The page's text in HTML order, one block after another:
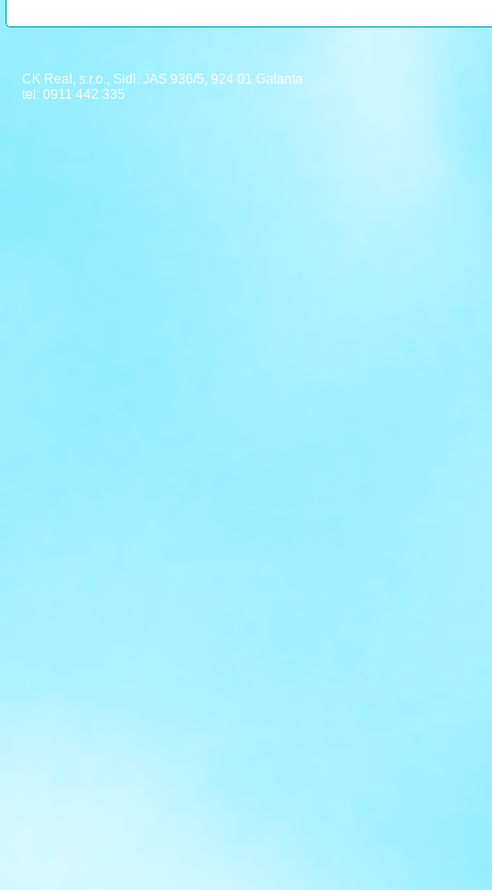
CK Real, s.r.o., Sidl. JAS 936/5, 924 01 Galanta
tel: 0911 442 335